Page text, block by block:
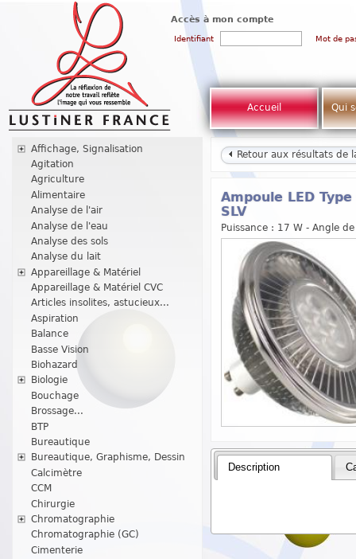
Accès à mon compte
Identifiant Mot de
Accueil Qui
Affichage, Signalisation
Agitation
Agriculture
Alimentaire
Analyse de l'air
Analyse de l'eau
Analyse des sols
Analyse du lait
Appareillage & Matériel
Appareillage & Matériel CVC
Articles insolites, astucieux...
Aspiration
Balance
Basse Vision
Biohazard
Biologie
Bouchage
Brossage...
BTP
Bureautique
Bureautique, Graphisme, Dessin
Calcimètre
CCM
Chirurgie
Chromatographie
Chromatographie (GC)
Cimenterie
Retour aux résultats de
Ampoule LED
SLV
Puissance : 17 W - Angle
Description